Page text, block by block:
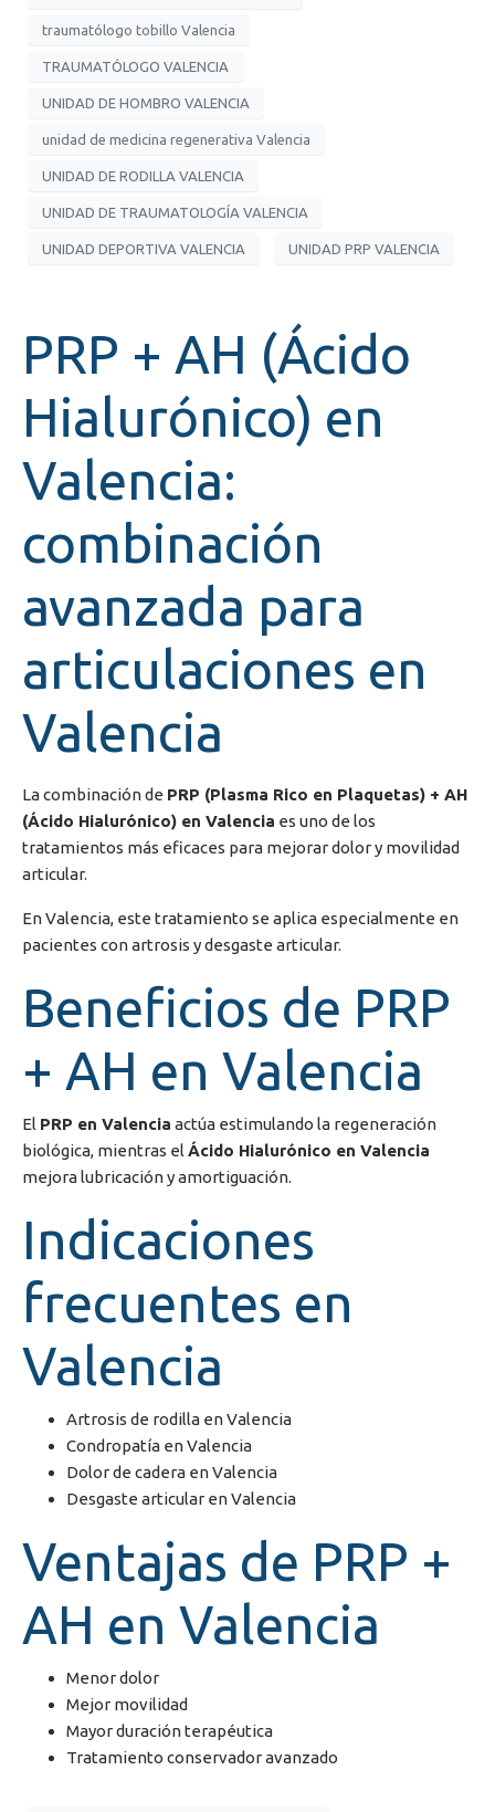
traumatólogo tobillo Valencia
TRAUMATÓLOGO VALENCIA
UNIDAD DE HOMBRO VALENCIA
unidad de medicina regenerativa Valencia
UNIDAD DE RODILLA VALENCIA
UNIDAD DE TRAUMATOLOGÍA VALENCIA
UNIDAD DEPORTIVA VALENCIA UNIDAD PRP VALENCIA
PRP + AH (Ácido
Hialurónico) en
Valencia:
combinación
avanzada para
articulaciones en
Valencia
La combinación de PRP (Plasma Rico en Plaquetas) + AH
(Ácido Hialurónico) en Valencia es uno de los
tratamientos más eficaces para mejorar dolor y movilidad
articular.
EnValencia, este tratamiento se aplica especialmente en
pacientes con artrosis y desgaste articular.
Beneficios de PRP
+ AH en Valencia
El PRP en Valencia actúa estimulando la regeneración
biológica, mientras el Ácido Hialurónico en Valencia
mejora lubricación y amortiguación.
Indicaciones
frecuentes en
Valencia
Artrosis de rodilla en Valencia
Condropatía en Valencia
Dolor de cadera en Valencia
Desgaste articular en Valencia
Ventajas de PRP +
AH en Valencia
Menor dolor
Mejor movilidad
Mayor duración terapéutica
Tratamiento conservador avanzado